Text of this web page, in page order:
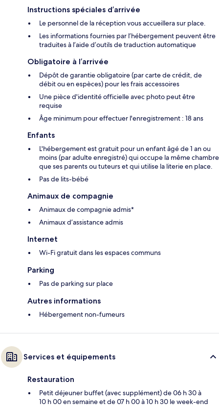
Instructions spéciales d’arrivée
Le personnel de la réception vous accueillera sur place.
Les informations fournies par l’hébergement peuvent être
traduites à l’aide d’outils de traduction automatique
Obligatoire à l’arrivée
Dépôt de garantie obligatoire (par carte de crédit, de
débit ou en espèces) pour les frais accessoires
Une pièce d'identité officielle avec photo peut être
requise
Âge minimum pour effectuer l'enregistrement : 18 ans
Enfants
L'hébergement est gratuit pour un enfant âgé de 1 an ou
moins (par adulte enregistré) qui occupe la même chambre
que ses parents ou tuteurs et qui utilise la literie en place.
Pas de lits-bébé
Animaux de compagnie
Animaux de compagnie admis*
Animaux d’assistance admis
Internet
Wi-Fi gratuit dans les espaces communs
Parking
Pas de parking sur place
Autres informations
Hébergement non-fumeurs
Services et équipements
Restauration
Petit déjeuner buffet (avec supplément) de 06 h 30 à
10 h 00 en semaine et de 07 h 00 à 10 h 30 le week-end